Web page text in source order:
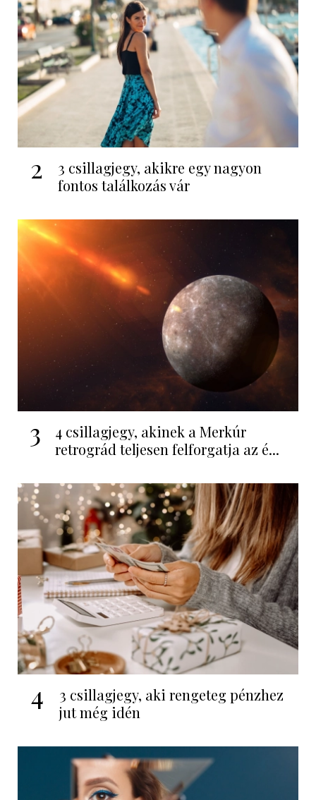
2
3 csillagjegy, akikre egy nagyon
fontos találkozás vár
3
4 csillagjegy, akinek a Merkúr
retrográd teljesen felforgatja az é...
4
3 csillagjegy, aki rengeteg pénzhez
jut még idén